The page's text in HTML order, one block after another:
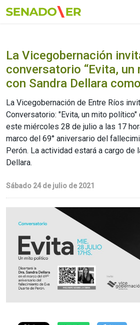
Ir al menú principal
La Vicegobernación
conversatorio “Evita,
con Sandra Dellara
La Vicegobernación de Entre Ríos
Conversatorio: "Evita, un mito
este miércoles 28 de julio a las 17
marco del 69° aniversario del
Perón. La actividad estará a cargo de
Dellara.
Sábado 24 de julio de 2021